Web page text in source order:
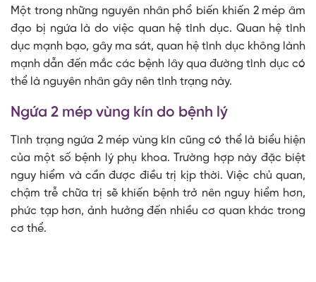
Một trong những nguyên nhân phổ biến khiến 2 mép âm
đạo bị ngứa là do việc quan hệ tình dục. Quan hệ tình
dục mạnh bạo, gây ma sát, quan hệ tình dục không lành
mạnh dẫn đến mắc các bệnh lây qua đường tình dục có
thể là nguyên nhân gây nên tình trạng này.
Ngứa 2 mép vùng kín do bệnh lý
Tình trạng ngứa 2 mép vùng kín cũng có thể là biểu hiện
của một số bệnh lý phụ khoa. Trường hợp này đặc biệt
nguy hiểm và cần được điều trị kịp thời. Việc chủ quan,
chậm trễ chữa trị sẽ khiến bệnh trở nên nguy hiểm hơn,
phức tạp hơn, ảnh hưởng đến nhiều cơ quan khác trong
cơ thể.